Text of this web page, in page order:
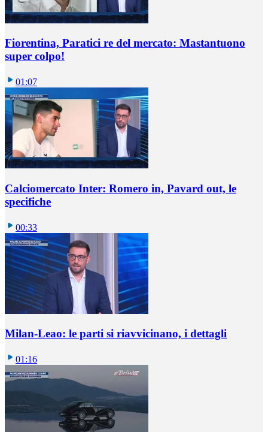
Fiorentina, Paratici re del mercato: Mastantuono
super colpo!
01:07
Calciomercato Inter: Romero in, Pavard out, le
specifiche
00:33
Milan-Leao: le parti si riavvicinano, i dettagli
01:16